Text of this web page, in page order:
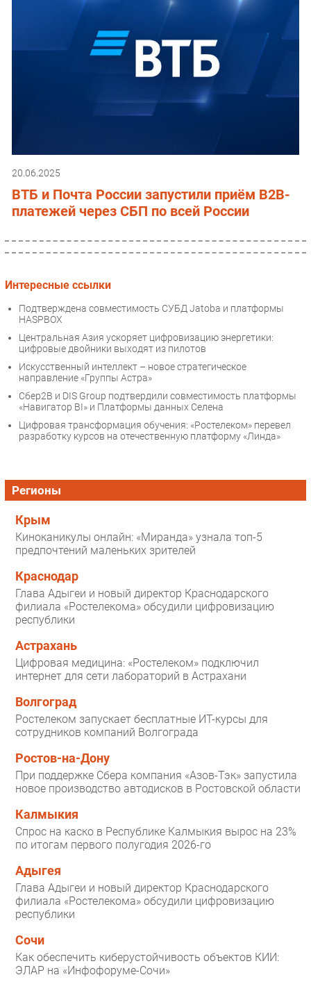
20.06.2025
ВТБ и Почта России запустили приём B2B-
платежей через СБП по всей России
Интересные ссылки
Подтверждена совместимость СУБД Jatoba и платформы
HASPBOX
Центральная Азия ускоряет цифровизацию энергетики:
цифровые двойники выходят из пилотов
Искусственный интеллект – новое стратегическое
направление «Группы Астра»
Сбер2В и DIS Group подтвердили совместимость платформы
«Навигатор BI» и Платформы данных Селена
Цифровая трансформация обучения: «Ростелеком» перевел
разработку курсов на отечественную платформу «Линда»
Регионы
Крым
Киноканикулы онлайн: «Миранда» узнала топ-5
предпочтений маленьких зрителей
Краснодар
Глава Адыгеи и новый директор Краснодарского
филиала «Ростелекома» обсудили цифровизацию
республики
Астрахань
Цифровая медицина: «Ростелеком» подключил
интернет для сети лабораторий в Астрахани
Волгоград
Ростелеком запускает бесплатные ИТ-курсы для
сотрудников компаний Волгограда
Ростов-на-Дону
При поддержке Сбера компания «Азов-Тэк» запустила
новое производство автодисков в Ростовской области
Калмыкия
Спрос на каско в Республике Калмыкия вырос на 23%
по итогам первого полугодия 2026-го
Адыгея
Глава Адыгеи и новый директор Краснодарского
филиала «Ростелекома» обсудили цифровизацию
республики
Сочи
Как обеспечить киберустойчивость объектов КИИ:
ЭЛАР на «Инфофоруме-Сочи»